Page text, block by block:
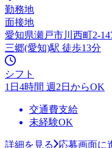
勤務地
面接地
愛知県瀬戸市川西町2-
三郷(愛知)駅 徒歩13分
シフト
1日4時間 週2日からOK
交通費支給
未経験OK
詳細を見る
応募画面に